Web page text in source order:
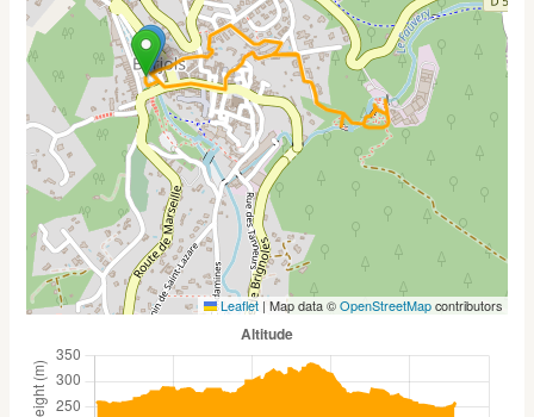
Leaflet | Map data ©OpenStreetMapcontributors